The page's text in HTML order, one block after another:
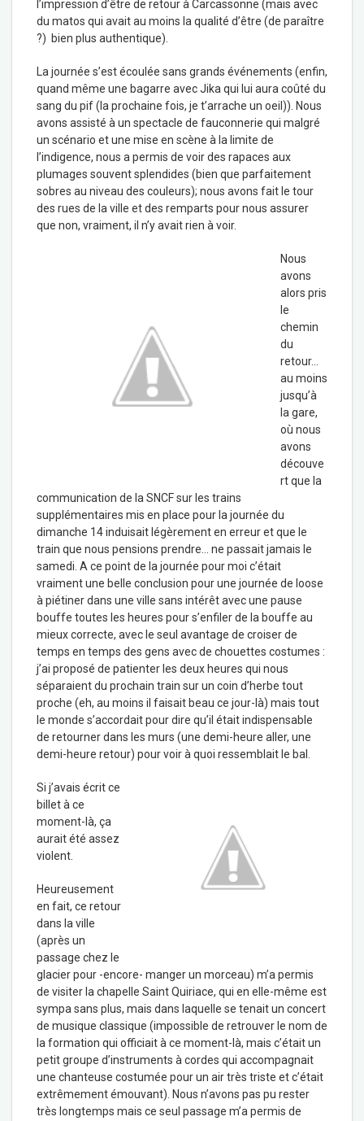
l’impression d’être de retour à Carcassonne (mais avec
du matos qui avait au moins la qualité d’être (de paraître
?) bien plus authentique).
La journée s’est écoulée sans grands événements (enfin,
quand même une bagarre avec Jika qui lui aura coûté du
sang du pif (la prochaine fois, je t’arrache un oeil)). Nous
avons assisté à un spectacle de fauconnerie qui malgré
un scénario et une mise en scène à la limite de
l’indigence, nous a permis de voir des rapaces aux
plumages souvent splendides (bien que parfaitement
sobres au niveau des couleurs); nous avons fait le tour
des rues de la ville et des remparts pour nous assurer
que non, vraiment, il n’y avait rien à voir.
Nous
avons
alors pris
le
chemin
du
retour…
au moins
jusqu’à
la gare,
où nous
avons
découve
rt que la
communication de la SNCF sur les trains
supplémentaires mis en place pour la journée du
dimanche 14 induisait légèrement en erreur et que le
train que nous pensions prendre… ne passait jamais le
samedi. A ce point de la journée pour moi c’était
vraiment une belle conclusion pour une journée de loose
à piétiner dans une ville sans intérêt avec une pause
bouffe toutes les heures pour s’enfiler de la bouffe au
mieux correcte, avec le seul avantage de croiser de
temps en temps des gens avec de chouettes costumes :
j’ai proposé de patienter les deux heures qui nous
séparaient du prochain train sur un coin d’herbe tout
proche (eh, au moins il faisait beau ce jour-là) mais tout
le monde s’accordait pour dire qu’il était indispensable
de retourner dans les murs (une demi-heure aller, une
demi-heure retour) pour voir à quoi ressemblait le bal.
Si j’avais écrit ce
billet à ce
moment-là, ça
aurait été assez
violent.
Heureusement
en fait, ce retour
dans la ville
(après un
passage chez le
glacier pour -encore- manger un morceau) m’a permis
de visiter la chapelle Saint Quiriace, qui en elle-même est
sympa sans plus, mais dans laquelle se tenait un concert
de musique classique (impossible de retrouver le nom de
la formation qui officiait à ce moment-là, mais c’était un
petit groupe d’instruments à cordes qui accompagnait
une chanteuse costumée pour un air très triste et c’était
extrêmement émouvant). Nous n’avons pas pu rester
très longtemps mais ce seul passage m’a permis de